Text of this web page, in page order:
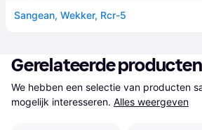
Sangean, Wekker, Rcr-5
Gerelateerde producten
We hebben een selectie van producten
mogelijk interesseren. Alles weergeven